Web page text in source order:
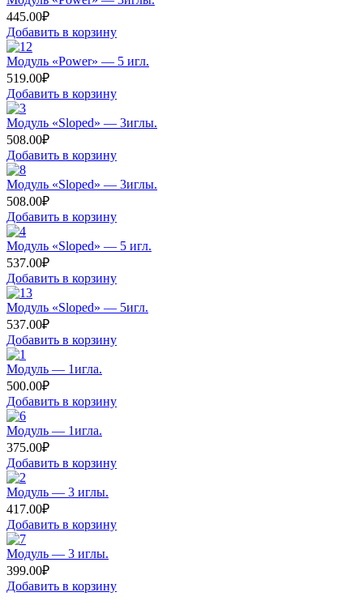
445.00₽
Добавить в корзину
Модуль «Power» — 5 игл.
519.00₽
Добавить в корзину
Модуль «Sloped» — 3иглы.
508.00₽
Добавить в корзину
Модуль «Sloped» — 3иглы.
508.00₽
Добавить в корзину
Модуль «Sloped» — 5 игл.
537.00₽
Добавить в корзину
Модуль «Sloped» — 5игл.
537.00₽
Добавить в корзину
Модуль — 1игла.
500.00₽
Добавить в корзину
Модуль — 1игла.
375.00₽
Добавить в корзину
Модуль — 3 иглы.
417.00₽
Добавить в корзину
Модуль — 3 иглы.
399.00₽
Добавить в корзину